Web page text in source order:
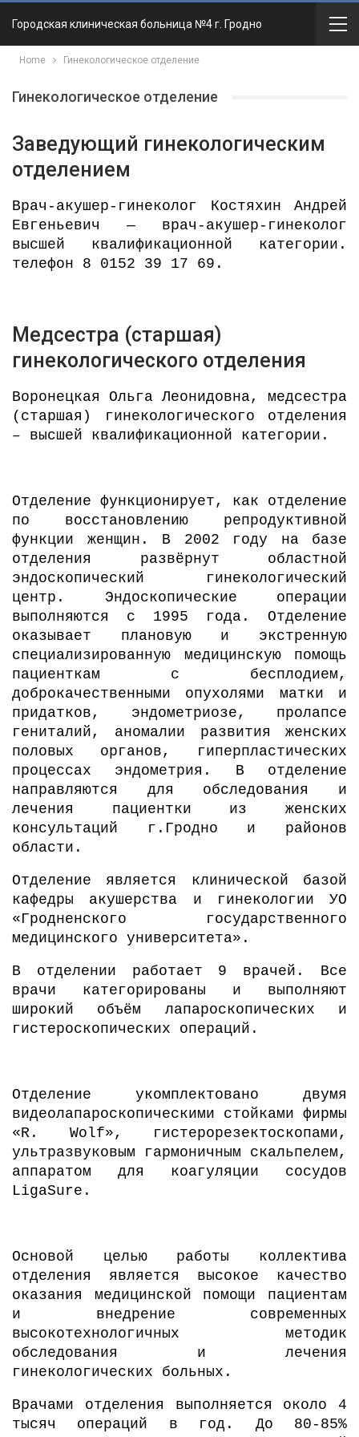
Городская клиническая больница №4 г. Гродно
Home Гинекологическое отделение
Гинекологическое отделение
Заведующий гинекологическим
отделением
Врач-акушер-гинеколог Костяхин Андрей
Евгеньевич — врач-акушер-гинеколог
высшей квалификационной категории.
телефон 8 0152 39 17 69.
Медсестра (старшая)
гинекологического отделения
Воронецкая Ольга Леонидовна, медсестра
(старшая) гинекологического отделения
– высшей квалификационной категории.
Отделение функционирует, как отделение
по восстановлению репродуктивной
функции женщин. В 2002 году на базе
отделения развёрнут областной
эндоскопический гинекологический
центр. Эндоскопические операции
выполняются с 1995 года. Отделение
оказывает плановую и экстренную
специализированную медицинскую помощь
пациенткам с бесплодием,
доброкачественными опухолями матки и
придатков, эндометриозе, пролапсе
гениталий, аномалии развития женских
половых органов, гиперпластических
процессах эндометрия. В отделение
направляются для обследования и
лечения пациентки из женских
консультаций г.Гродно и районов
области.
Отделение является клинической базой
кафедры акушерства и гинекологии УО
«Гродненского государственного
медицинского университета».
В отделении работает 9 врачей. Все
врачи категорированы и выполняют
широкий объём лапароскопических и
гистероскопических операций.
Отделение укомплектовано двумя
видеолапароскопическими стойками фирмы
«R. Wolf», гистерорезектоскопами,
ультразвуковым гармоничным скальпелем,
аппаратом для коагуляции сосудов
LigaSure.
Основой целью работы коллектива
отделения является высокое качество
оказания медицинской помощи пациентам
и внедрение современных
высокотехнологичных методик
обследования и лечения
гинекологических больных.
Врачами отделения выполняется около 4
тысяч операций в год. До 80-85%